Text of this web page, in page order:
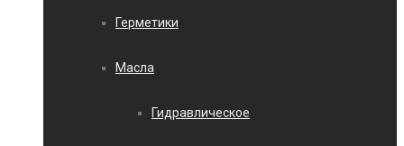
Герметики
Масла
Гидравлическое